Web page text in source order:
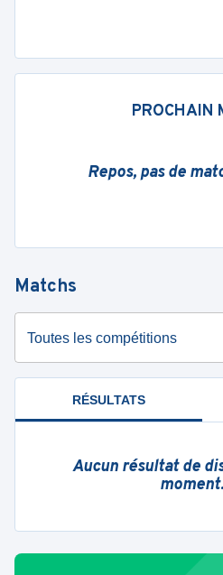
PROCHAIN
Repos, pas de
Matchs
Toutes les compétitions
RÉSULTATS
Aucun résultat de